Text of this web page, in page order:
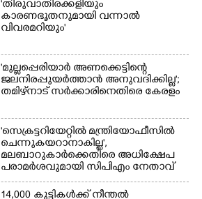
'തിരുവാതിരക്കളിയും
കാരണഭൂതനുമായി വന്നാൽ
വിവരമറിയും '
'മുല്ലപ്പെരിയാർ അണക്കെട്ടിന്റെ
ജലനിരപ്പുയർത്താൻ അനുവദിക്കില്ല';
തമിഴ്‌നാട് സർക്കാരിനെതിരെ കേരളം
'സെക്രട്ടറിയേറ്റിൽ മന്ത്രിയോഫീസിൽ
ചെന്നുകയറാനാകില്ല',
മലബാറുകാർക്കെതിരെ അധിക്ഷേപ
പരാമർശവുമായി സിപിഎം നേതാവ്‌
14,000 കുട്ടികൾക്ക് നീന്തൽ
Share this link
Copy Link